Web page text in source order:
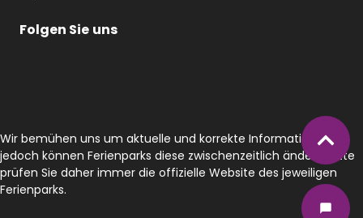
Folgen Sie uns
Wir bemühen uns um aktuelle und korrekte Informationen,
jedoch können Ferienparks diese zwischenzeitlich ändern. Bitte
prüfen Sie daher immer die offizielle Website des jeweiligen
Ferienparks.